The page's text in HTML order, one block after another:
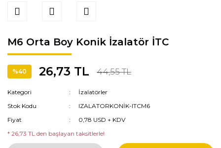
M6 Orta Boy Konik İzalatör İTC
%40 26,73 TL 44,55 TL
Kategori
İzalatörler
Stok Kodu
IZALATORKONİK-ITCM6
Fiyat
0,78 USD + KDV
* 26,73 TL den başlayan taksitlerle!